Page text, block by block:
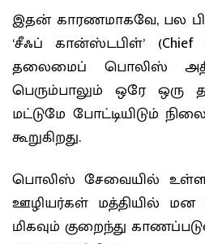
இதன் காரணமாகவே, பல
‘சீஃப் கான்ஸ்டபிள்’ (Chief
தலைமைப் பொலிஸ்
பெரும்பாலும் ஒரே ஒரு
மட்டுமே போட்டியிடும்
கூறுகிறது.
பொலிஸ் சேவையில் உள்ள
ஊழியர்கள் மத்தியில் மன
மிகவும் குறைந்து